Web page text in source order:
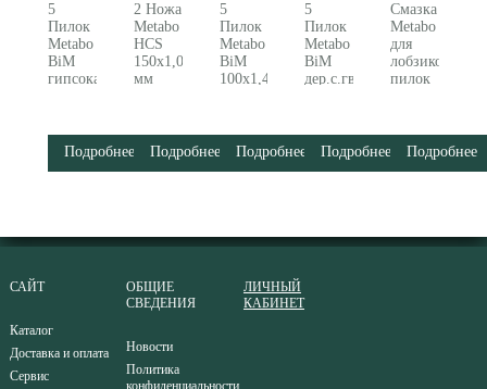
5
Пилок
Metabo
BiM
гипсокартон
Подробнее
2 Ножа
Metabo
HCS
150x1,0
мм
стиропор
631144000
Подробнее
5
Пилок
Metabo
BiM
100x1,4-
628266000
Подробнее
5
Пилок
Metabo
BiM
дер.с.гвозд
Подробнее
Смазка
Metabo
для
лобзиковых
пилок
Подробнее
САЙТ
Каталог
Доставка и оплата
Сервис
ОБЩИЕ
СВЕДЕНИЯ
Новости
Политика
конфиденциальности
ЛИЧНЫЙ
КАБИНЕТ